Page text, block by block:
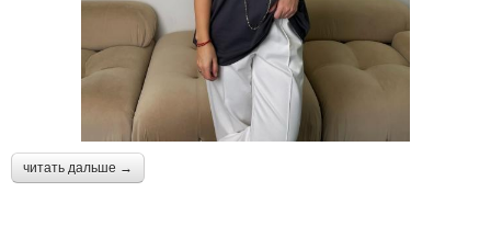
читать дальше →